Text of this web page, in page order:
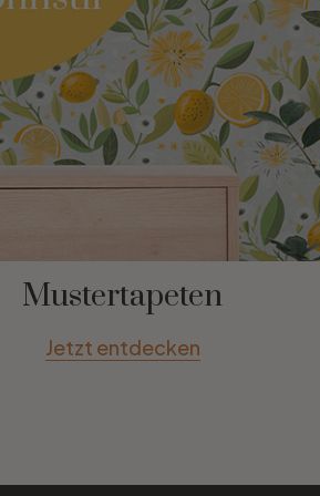
Mustertapeten
Jetzt entdecken